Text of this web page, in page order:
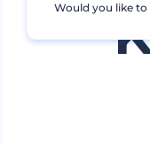
Would you like to